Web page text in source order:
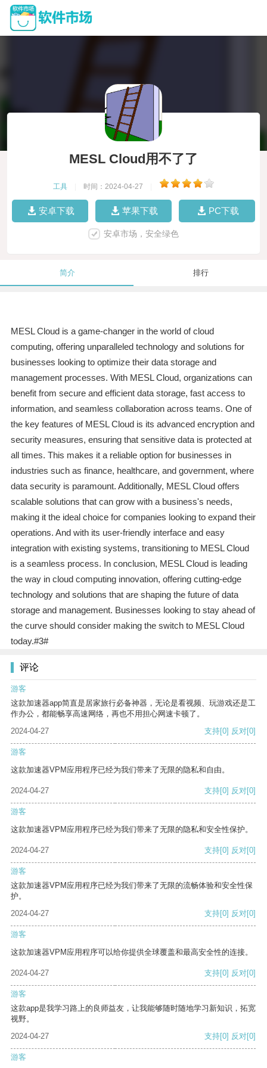
MESL Cloud用不了了
工具 时间：2024-04-27
安卓下载 苹果下载 PC下载
安卓市场，安全绿色
简介 排行
MESL Cloud is a game-changer in the world of cloud
computing, offering unparalleled technology and solutions for
businesses looking to optimize their data storage and
management processes. With MESL Cloud, organizations can
benefit from secure and efficient data storage, fast access to
information, and seamless collaboration across teams. One of
the key features of MESL Cloud is its advanced encryption and
security measures, ensuring that sensitive data is protected at
all times. This makes it a reliable option for businesses in
industries such as finance, healthcare, and government, where
data security is paramount. Additionally, MESL Cloud offers
scalable solutions that can grow with a business's needs,
making it the ideal choice for companies looking to expand their
operations. And with its user-friendly interface and easy
integration with existing systems, transitioning to MESL Cloud
is a seamless process. In conclusion, MESL Cloud is leading
the way in cloud computing innovation, offering cutting-edge
technology and solutions that are shaping the future of data
storage and management. Businesses looking to stay ahead of
the curve should consider making the switch to MESL Cloud
today.#3#
评论
游客
这款加速器app简直是居家旅行必备神器，无论是看视频、玩游戏还是工
作办公，都能畅享高速网络，再也不用担心网速卡顿了。
2024-04-27
支持[0] 反对[0]
游客
这款加速器VPM应用程序已经为我们带来了无限的隐私和自由。
2024-04-27 支持[0] 反对[0]
游客
这款加速器VPM应用程序已经为我们带来了无限的隐私和安全性保护。
2024-04-27 支持[0] 反对[0]
游客
这款加速器VPM应用程序已经为我们带来了无限的流畅体验和安全性保
护。
2024-04-27
支持[0] 反对[0]
游客
这款加速器VPM应用程序可以给你提供全球覆盖和最高安全性的连接。
2024-04-27 支持[0] 反对[0]
游客
这款app是我学习路上的良师益友，让我能够随时随地学习新知识，拓宽
视野。
2024-04-27
支持[0] 反对[0]
游客